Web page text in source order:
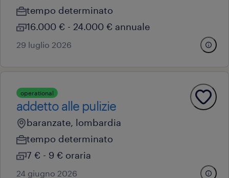
tempo determinato
16.000 € - 24.000 € annuale
29 luglio 2026
operational
addetto alle pulizie
baranzate, lombardia
tempo determinato
7 € - 9 € oraria
24 giugno 2026